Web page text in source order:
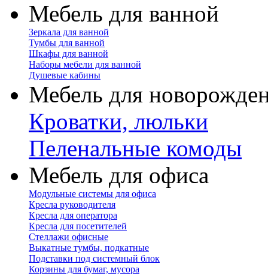
Мебель для ванной
Зеркала для ванной
Тумбы для ванной
Шкафы для ванной
Наборы мебели для ванной
Душевые кабины
Мебель для
Кроватки, люльки
Пеленальные комоды
Мебель для офиса
Модульные системы для офиса
Кресла руководителя
Кресла для оператора
Кресла для посетителей
Стеллажи офисные
Выкатные тумбы, подкатные
Подставки под системный блок
Корзины для бумаг, мусора